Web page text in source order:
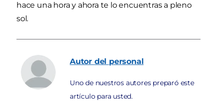
hace una hora y ahora te lo encuentras a pleno
sol.
Autor del personal
Uno de nuestros autores preparó este
artículo para usted.